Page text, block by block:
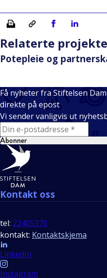
Skriv ut Kopiera länkDel på Facebook
Del på
Relaterte
Potepleie og
Få nyheter fra Stiftelsen Dam
direkte på epost
Vi sender vanligvis ut
E-mail
Abonner
Bunntekst
Kontakt oss
tel: 22405370
kontakt: Kontaktskjema
Follow us
LinkedIn
Instagram